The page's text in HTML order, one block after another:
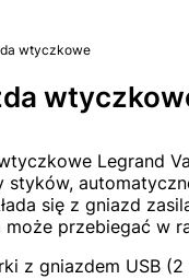
wtyczkowe
Legrand
styków,
się z gniazd
może przebiegać w
z gniazdem USB